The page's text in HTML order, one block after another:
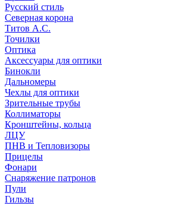
Русский стиль
Северная корона
Титов А.С.
Точилки
Оптика
Аксессуары для оптики
Бинокли
Дальномеры
Чехлы для оптики
Зрительные трубы
Коллиматоры
Кронштейны, кольца
ЛЦУ
ПНВ и Тепловизоры
Прицелы
Фонари
Снаряжение патронов
Пули
Гильзы